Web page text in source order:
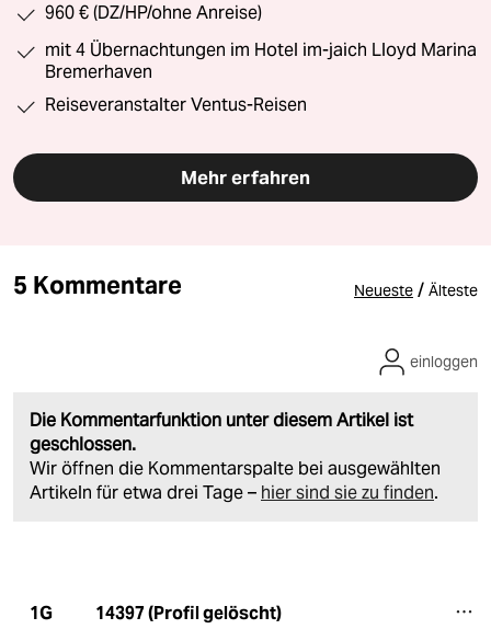
960 € (DZ/HP/ohne Anreise)
mit 4 Übernachtungen im Hotel im-jaich Lloyd Marina
Bremerhaven
Reiseveranstalter Ventus-Reisen
Mehr erfahren
5 Kommentare Neueste / Älteste
Die Kommentarfunktion unter diesem Artikel ist
geschlossen.
Wir öffnen die Kommentarspalte bei ausgewählten
Artikeln für etwa drei Tage – hier sind sie zu finden.
einloggen
1G 14397 (Profil gelöscht)